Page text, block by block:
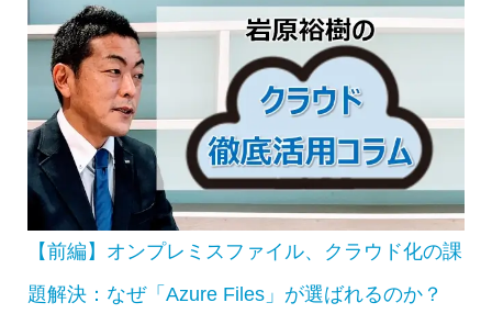
【前編】オンプレミスファイル、クラウド化の課
題解決：なぜ「Azure Files」が選ばれるのか？